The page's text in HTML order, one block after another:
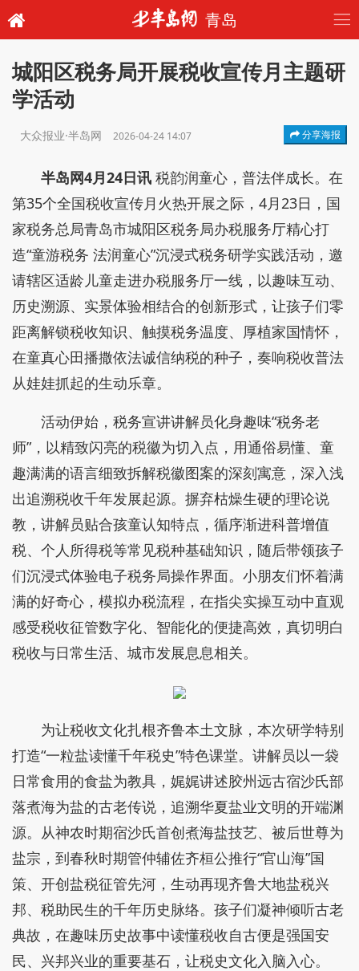
青岛
城阳区税务局开展税收宣传月主题研
学活动
大众报业·半岛网 2026-04-24 14:07 分享海报
半岛网4月24日讯 税韵润童心，普法伴成长。在
第35个全国税收宣传月火热开展之际，4月23日，国
家税务总局青岛市城阳区税务局办税服务厅精心打
造“童游税务 法润童心”沉浸式税务研学实践活动，邀
请辖区适龄儿童走进办税服务厅一线，以趣味互动、
历史溯源、实景体验相结合的创新形式，让孩子们零
距离解锁税收知识、触摸税务温度、厚植家国情怀，
在童真心田播撒依法诚信纳税的种子，奏响税收普法
从娃娃抓起的生动乐章。
活动伊始，税务宣讲讲解员化身趣味“税务老
师”，以精致闪亮的税徽为切入点，用通俗易懂、童
趣满满的语言细致拆解税徽图案的深刻寓意，深入浅
出追溯税收千年发展起源。摒弃枯燥生硬的理论说
教，讲解员贴合孩童认知特点，循序渐进科普增值
税、个人所得税等常见税种基础知识，随后带领孩子
们沉浸式体验电子税务局操作界面。小朋友们怀着满
满的好奇心，模拟办税流程，在指尖实操互动中直观
感受税收征管数字化、智能化的便捷高效，真切明白
税收与日常生活、城市发展息息相关。
为让税收文化扎根齐鲁本土文脉，本次研学特别
打造“一粒盐读懂千年税史”特色课堂。讲解员以一袋
日常食用的食盐为教具，娓娓讲述胶州远古宿沙氏部
落煮海为盐的古老传说，追溯华夏盐业文明的开端渊
源。从神农时期宿沙氏首创煮海盐技艺、被后世尊为
盐宗，到春秋时期管仲辅佐齐桓公推行“官山海”国
策、开创盐税征管先河，生动再现齐鲁大地盐税兴
邦、税助民生的千年历史脉络。孩子们凝神倾听古老
典故，在趣味历史故事中读懂税收自古便是强国安
民、兴邦兴业的重要基石，让税史文化入脑入心。